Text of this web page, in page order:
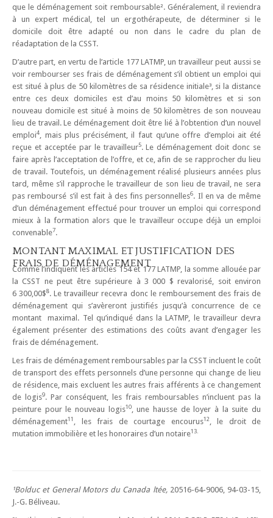
que le déménagement soit remboursable². Généralement, il reviendra
à un expert médical, tel un ergothérapeute, de déterminer si le
domicile doit être adapté ou non dans le cadre du plan de
réadaptation de la CSST.
D’autre part, en vertu de l’article 177 LATMP, un travailleur peut aussi se
voir rembourser ses frais de déménagement s’il obtient un emploi qui
est situé à plus de 50 kilomètres de sa résidence initiale³, si la distance
entre ces deux domiciles est d’au moins 50 kilomètres et si son
nouveau domicile est situé à moins de 50 kilomètres de son nouveau
lieu de travail. Le déménagement doit être lié à l’obtention d’un nouvel
emploi4, mais plus précisément, il faut qu’une offre d’emploi ait été
reçue et acceptée par le travailleur5. Le déménagement doit donc se
faire après l’acceptation de l’offre, et ce, afin de se rapprocher du lieu
de travail. Toutefois, un déménagement réalisé plusieurs années plus
tard, même s’il rapproche le travailleur de son lieu de travail, ne sera
pas remboursé s’il est fait à des fins personnelles6. Il en va de même
d’un déménagement effectué pour trouver un emploi qui correspond
mieux à la formation alors que le travailleur occupe déjà un emploi
convenable7.
MONTANT MAXIMAL ET JUSTIFICATION DES
FRAIS DE DÉMÉNAGEMENT
Comme l’indiquent les articles 154 et 177 LATMP, la somme allouée par
la CSST ne peut être supérieure à 3 000 $ revalorisé, soit environ
6 300,00$8. Le travailleur recevra donc le remboursement des frais de
déménagement qui s’avèreront justifiés jusqu’à concurrence de ce
montant maximal. Tel qu’indiqué dans la LATMP, le travailleur devra
également présenter des estimations des coûts avant d’engager les
frais de déménagement.
Les frais de déménagement remboursables par la CSST incluent le coût
de transport des effets personnels d’une personne qui change de lieu
de résidence, mais excluent les autres frais afférents à ce changement
de logis9. Par conséquent, les frais remboursables n’incluent pas la
peinture pour le nouveau logis10, une hausse de loyer à la suite du
déménagement11 , les frais de courtage encourus12, le droit de
mutation immobilière et les honoraires d’un notaire13.
¹Bolduc et General Motors du Canada ltée,20516-64-9006, 94-03-15,
J.-G. Béliveau.